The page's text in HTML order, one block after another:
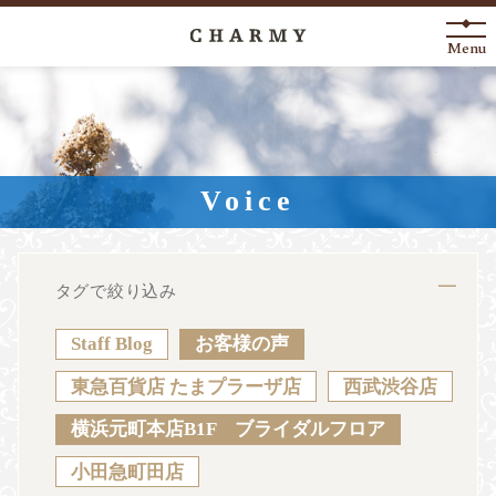
New Arrival
About
Engagement Ring
Anniversary
News Blog
Menu
Voice
タグで絞り込み
Staff Blog お客様の声
東急百貨店 たまプラーザ店 西武渋谷店
横浜元町本店B1F ブライダルフロア
小田急町田店